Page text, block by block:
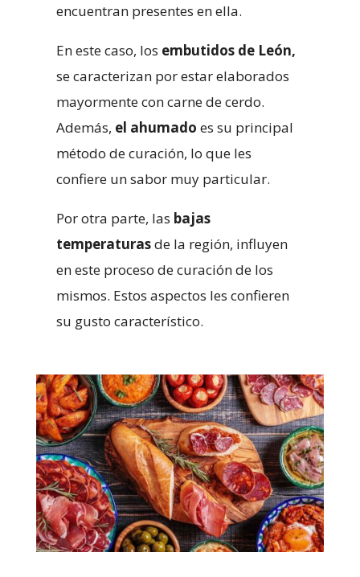
encuentran presentes en ella.
En este caso, los embutidos de León,
se caracterizan por estar elaborados
mayormente con carne de cerdo.
Además, el ahumado es su principal
método de curación, lo que les
confiere un sabor muy particular.
Por otra parte, las bajas
temperaturasde la región, influyen
en este proceso de curación de los
mismos. Estos aspectos les confieren
su gusto característico.